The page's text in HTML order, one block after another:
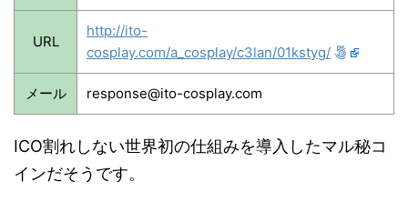
URL
http://ito-
cosplay.com/a_cosplay/c3lan/01kstyg/
メール response@ito-cosplay.com
ICO割れしない世界初の仕組みを導入したマル秘コ
インだそうです。